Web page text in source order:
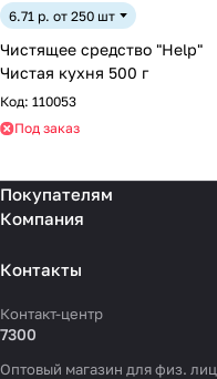
6.71 р. от 250 шт
Чистящее средство "Help"
Чистая кухня 500 г
Код: 110053
Под заказ
Покупателям
Компания
Контакты
Контакт-центр
7300
Оптовый магазин для физ. лиц